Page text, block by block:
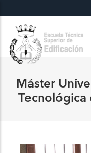
contenido
principal
Máster
Tecnológica